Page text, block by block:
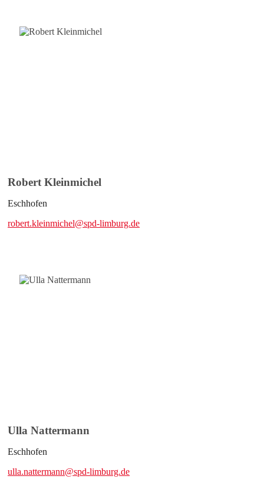
Robert Kleinmichel
Eschhofen
robert.kleinmichel@spd-limburg.de
Ulla Nattermann
Eschhofen
ulla.nattermann@spd-limburg.de